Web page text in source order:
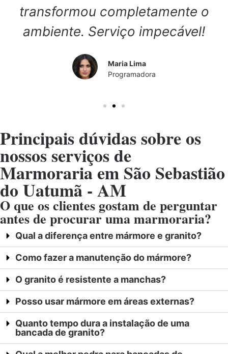
transformou completamente o
ambiente. Serviço impecável!
Maria Lima
Programadora
Principais dúvidas sobre os
nossos serviços de
Marmoraria em São Sebastião
do Uatumã - AM
O que os clientes gostam de perguntar
antes de procurar uma marmoraria?
Qual a diferença entre mármore e granito?
Como fazer a manutenção do mármore?
O granito é resistente a manchas?
Posso usar mármore em áreas externas?
Quanto tempo dura a instalação de uma
bancada de granito?